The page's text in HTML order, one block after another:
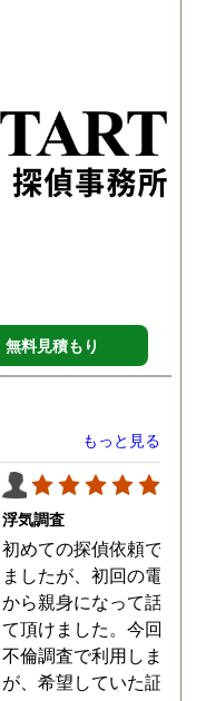
明な点が全くないほどし
かりと説明をしてくれま
た。調査では夫が不倫相
の自宅に頻繁に訪れる様
務所に関しても調べてく
ていて、周りの人たちの
かげで夫と離婚ができそ
無料見積もり
もっと見る
浮気調査
初めての探偵依頼で緊張
ましたが、初回の電話相
から親身になって話を聞
て頂けました。今回、夫
不倫調査で利用しました
が、希望していた証拠を